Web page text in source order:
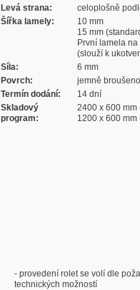
Levá strana:
celoplošně
Šířka lamely:
10 mm
15 mm
První lamela
(slouží k
Síla:
6 mm
Povrch:
jemně
Termín dodání:
14 dní
Skladový
program:
2400 x 600 mm
1200 x 600 mm
- provedení rolet se volí dle
technických možností